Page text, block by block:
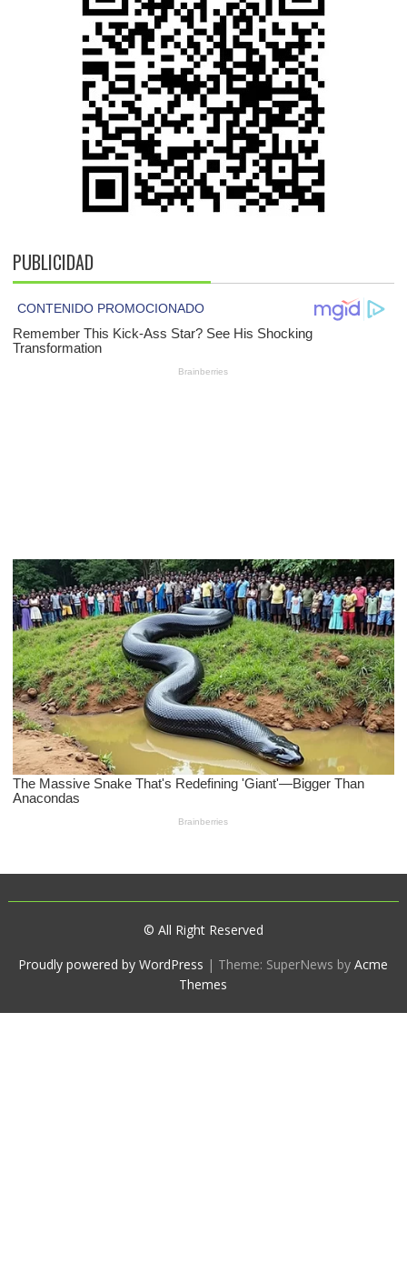
PUBLICIDAD
© All Right Reserved
Proudly powered by WordPress | Theme: SuperNews byAcme
Themes